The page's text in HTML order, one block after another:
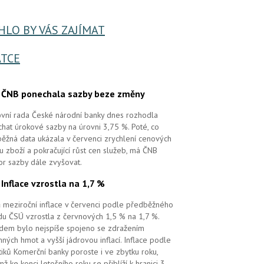
BY VÁS ZAJÍMAT
ČNB ponechala sazby beze změny
rada České národní banky dnes rozhodla
úrokové sazby na úrovni 3,75 %. Poté, co
data ukázala v červenci zrychlení cenových
zboží a pokračující růst cen služeb, má ČNB
sazby dále zvyšovat.
Inflace vzrostla na 1,7 %
meziroční inflace v červenci podle předběžného
ČSÚ vzrostla z červnových 1,5 % na 1,7 %.
bylo nejspíše spojeno se zdražením
hmot a vyšší jádrovou inflací. Inflace podle
Komerční banky poroste i ve zbytku roku,